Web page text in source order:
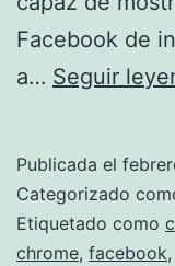
Facebook de
a… Seguir
Publicada el
Categorizado
Etiquetado como
chrome, facebook,